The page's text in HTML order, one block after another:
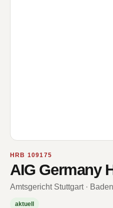
HRB 109175
AIG Germany
Amtsgericht Stuttgart ·
aktuell